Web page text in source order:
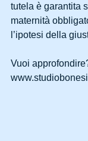
tutela è garantita
maternità
l’ipotesi della
Vuoi